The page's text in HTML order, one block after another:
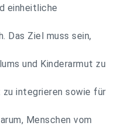
einheitliche
Das Ziel muss sein,
und Kinderarmut zu
integrieren sowie für
Menschen vom